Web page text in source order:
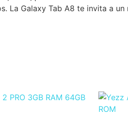
La Galaxy Tab A8 te invita a un